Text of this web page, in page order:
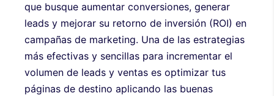
que busque aumentar conversiones, generar
leads y mejorar su retorno de inversión (ROI) en
campañas de marketing. Una de las estrategias
más efectivas y sencillas para incrementar el
volumen de leads y ventas es optimizar tus
páginas de destino aplicando las buenas